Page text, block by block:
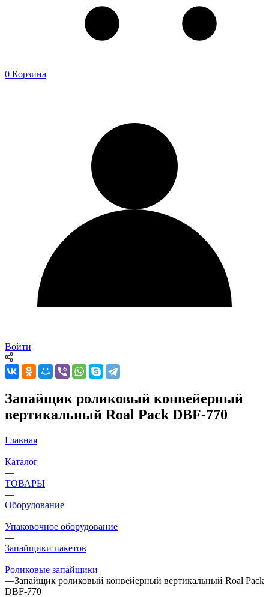
0 Корзина
Войти
Запайщик роликовый конвейерный
вертикальный Roal Pack DBF-770
Главная
—
Каталог
—
ТОВАРЫ
—
Оборудование
—
Упаковочное оборудование
—
Запайщики пакетов
—
Роликовые запайщики
—Запайщик роликовый конвейерный вертикальный Roal Pack
DBF-770